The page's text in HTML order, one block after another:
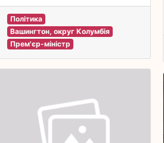
Політика
Вашингтон, округ Колумбія
Прем'єр-міністр